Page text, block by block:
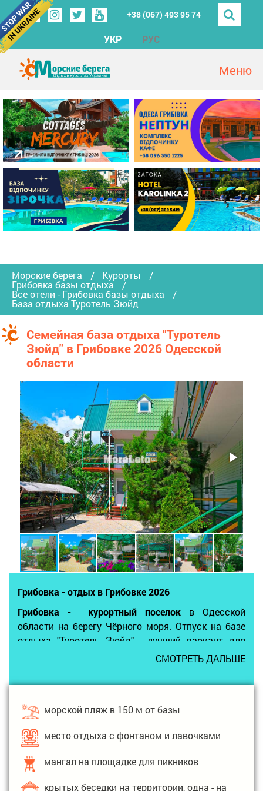
+38 (067) 493 95 74
УКР РУС
Морские берега Курорты
Грибовка базы отдыха
Все отели - Грибовка базы отдыха
База отдыха Туротель Зюйд
Семейная база отдыха "Туротель
Зюйд" в Грибовке 2026 Одесской
области
Грибовка - отдых в Грибовке 2026
Грибовка - курортный поселок в Одесской
области на берегу Чёрного моря. Отпуск на базе
отдыха "Туротель Зюйд" - лучший вариант для
проведения семейного отдыха на море в Грибовке
Одесской области. База имеет небольшую, но
уютную территорию с мангальной площадкой,
помещении оборудована общая кухня для
Расположен Туротель Зюйд
местечке, здесь предлагают летний
отдых в Грибовке
база в 150 метрах от песчаного пляжа и моря.
СМОТРЕТЬ ДАЛЬШЕ
морской пляж в 150 м от базы
место отдыха с фонтаном и лавочками
мангал на площадке для пикников
крытых беседки на территории, одна - на